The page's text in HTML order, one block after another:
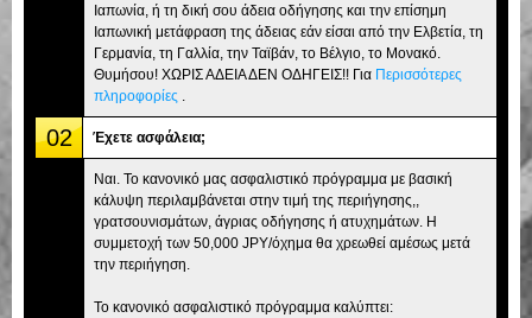
Ιαπωνία, ή τη δική σου άδεια οδήγησης και την επίσημη
Ιαπωνική μετάφραση της άδειας εάν είσαι από την Ελβετία, τη
Γερμανία, τη Γαλλία, την Ταϊβάν, το Βέλγιο, το Μονακό.
Θυμήσου! ΧΩΡΙΣ ΑΔΕΙΑ ΔΕΝ ΟΔΗΓΕΙΣ!! Για Περισσότερες
πληροφορίες
02 Έχετε ασφάλεια;
Ναι. Το κανονικό μας ασφαλιστικό πρόγραμμα με βασική
κάλυψη περιλαμβάνεται στην τιμή της περιήγησης,,
γρατσουνισμάτων, άγριας οδήγησης ή ατυχημάτων. Η
συμμετοχή των 50,000 JPY/όχημα θα χρεωθεί αμέσως μετά
την περιήγηση.
Το κανονικό ασφαλιστικό πρόγραμμα καλύπτει: